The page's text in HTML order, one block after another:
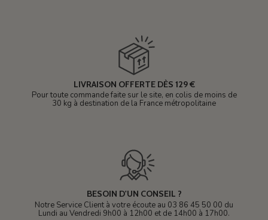
LIVRAISON OFFERTE DÈS 129 €
Pour toute commande faite sur le site, en colis de moins de
30 kg à destination de la France métropolitaine
BESOIN D'UN CONSEIL ?
Notre Service Client à votre écoute au 03 86 45 50 00 du
Lundi au Vendredi 9h00 à 12h00 et de 14h00 à 17h00.